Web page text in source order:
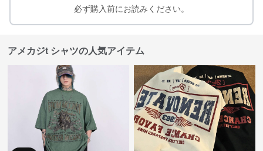
必ず購入前にお読みください。
アメカジt シャツの人気アイテム